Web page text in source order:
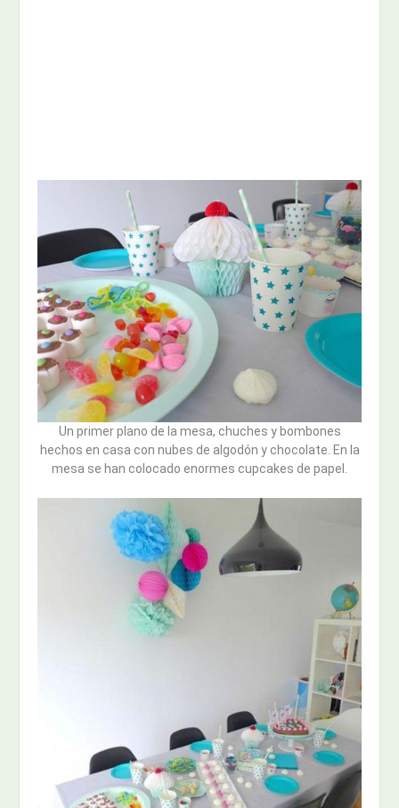
Un primer plano de la mesa, chuches y bombones
hechos en casa con nubes de algodón y chocolate. En la
mesa se han colocado enormes cupcakes de papel.